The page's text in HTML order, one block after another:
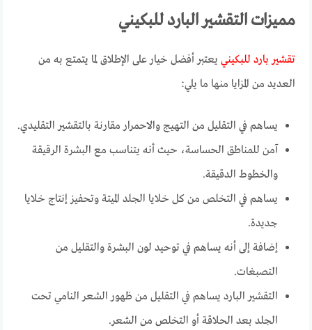
مميزات التقشير البارد للبكيني
تقشير بارد للبكيني يعتبر أفضل خيار على الإطلاق لما يتمتع به من
العديد من المزايا منها ما يلي:
يساهم في التقليل من التهيج والاحمرار مقارنة بالتقشير التقليدي.
آمن للمناطق الحساسة، حيث أنه يتناسب مع البشرة الرقيقة
والخطوط الدقيقة.
يساهم في التخلص من كل خلايا الجلد الميتة وتحفيز إنتاج خلايا
جديدة.
إضافة إلى أنه يساهم في توحيد لون البشرة والتقليل من
التصبغات.
التقشير البارد يساهم في التقليل من ظهور الشعر النامي تحت
الجلد بعد الحلاقة أو التخلص من الشعر.